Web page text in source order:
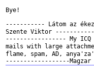
Bye!
----------- Látom az
Szente Viktor
----------------- My ICQ
mails with large
flame, spam, AD,